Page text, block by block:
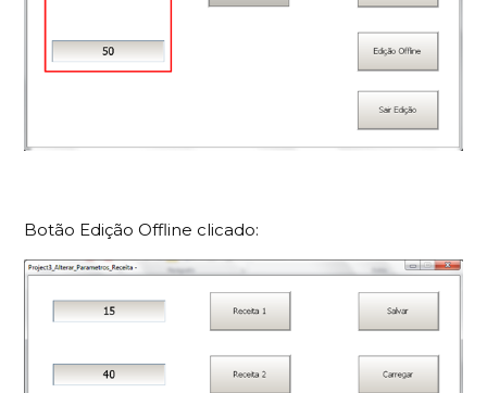
Botão Edição Offline clicado: